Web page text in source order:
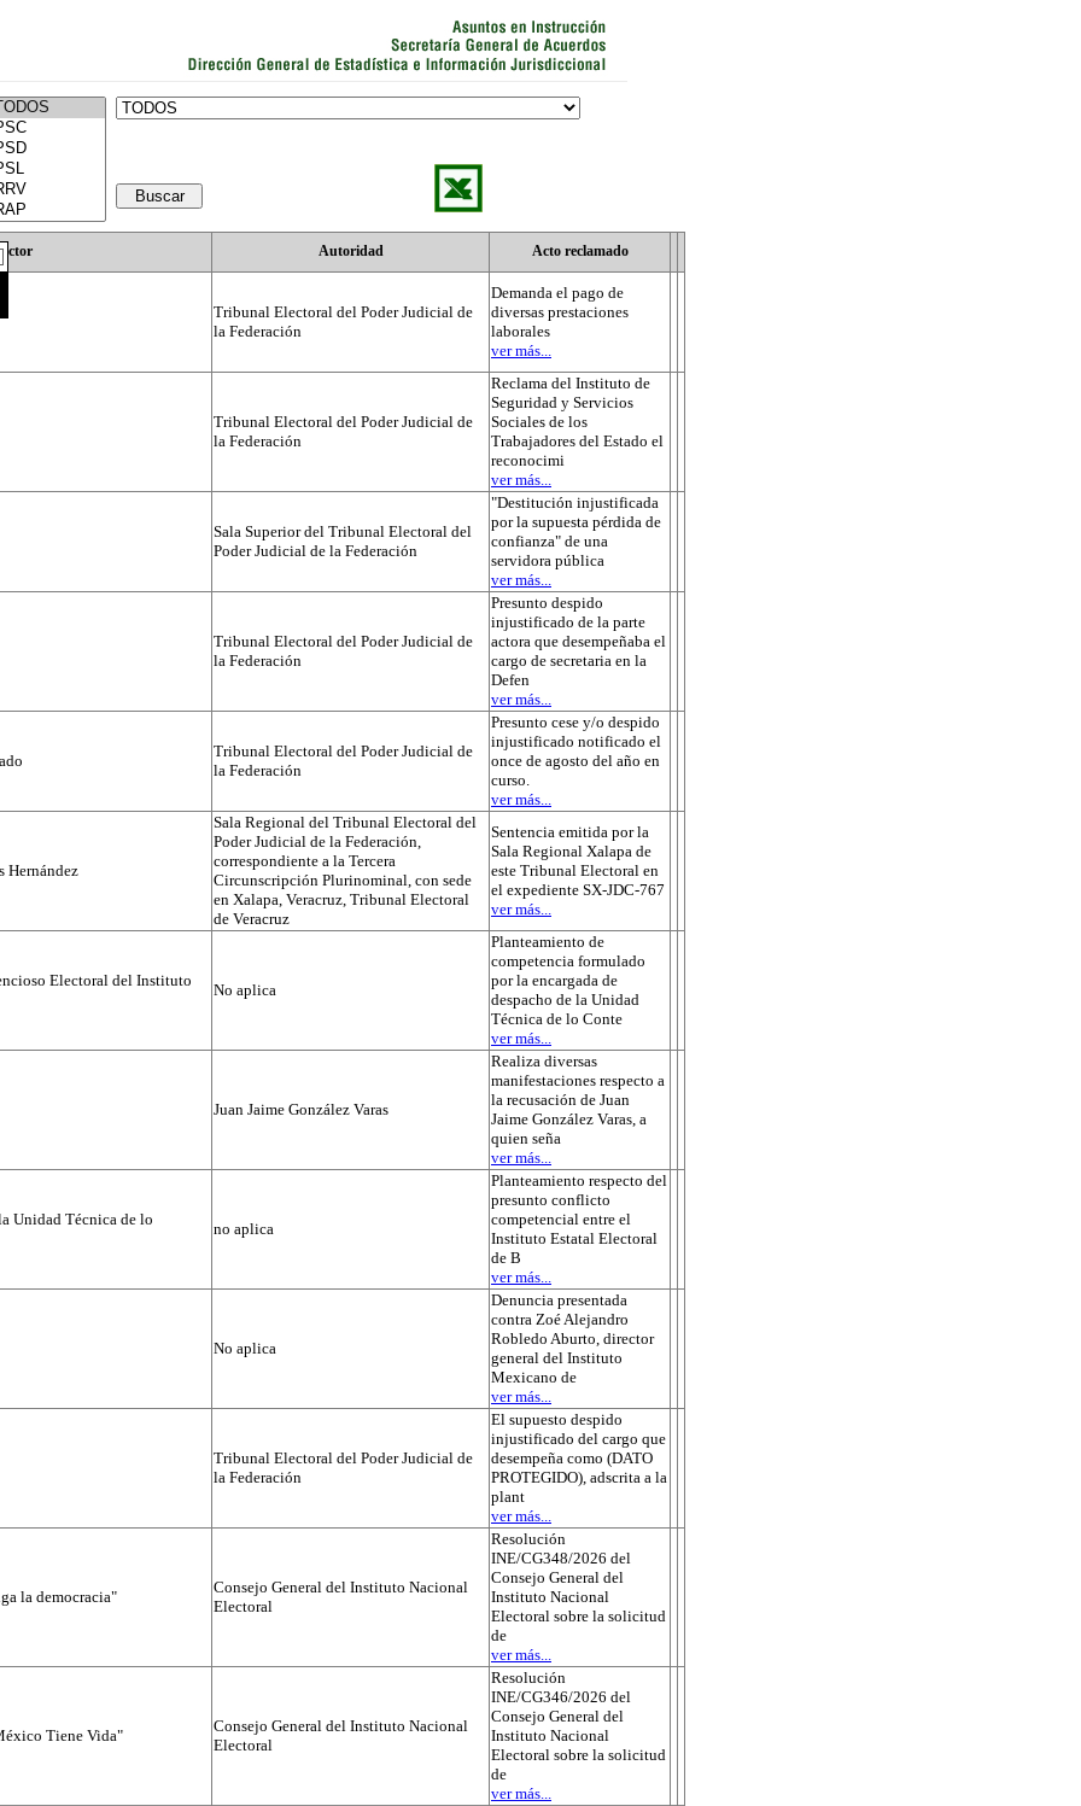
Autoridad Acto reclamado
Tribunal Electoral del Poder Judicial de
la Federación
Demanda el pago de
diversas prestaciones
laborales
ver más...
Tribunal Electoral del Poder Judicial de
la Federación
Reclama del Instituto de
Seguridad y Servicios
Sociales de los
Trabajadores del Estado el
reconocimi
ver más...
Sala Superior del Tribunal Electoral del
Poder Judicial de la Federación
"Destitución injustificada
por la supuesta pérdida de
confianza" de una
servidora pública
ver más...
Tribunal Electoral del Poder Judicial de
la Federación
Presunto despido
injustificado de la parte
actora que desempeñaba el
cargo de secretaria en la
Defen
ver más...
Tribunal Electoral del Poder Judicial de
la Federación
Presunto cese y/o despido
injustificado notificado el
once de agosto del año en
curso.
ver más...
Hernández
Sala Regional del Tribunal Electoral del
Poder Judicial de la Federación,
correspondiente a la Tercera
Circunscripción Plurinominal, con sede
en Xalapa, Veracruz, Tribunal Electoral
de Veracruz
Sentencia emitida por la
Sala Regional Xalapa de
este Tribunal Electoral en
el expediente SX-JDC-767
ver más...
Electoral del Instituto
No aplica
Planteamiento de
competencia formulado
por la encargada de
despacho de la Unidad
Técnica de lo Conte
ver más...
Juan Jaime González Varas
Realiza diversas
manifestaciones respecto a
la recusación de Juan
Jaime González Varas, a
quien seña
ver más...
Unidad Técnica de lo
no aplica
Planteamiento respecto del
presunto conflicto
competencial entre el
Instituto Estatal Electoral
de B
ver más...
No aplica
Denuncia presentada
contra Zoé Alejandro
Robledo Aburto, director
general del Instituto
Mexicano de
ver más...
Tribunal Electoral del Poder Judicial de
la Federación
El supuesto despido
injustificado del cargo que
desempeña como (DATO
PROTEGIDO), adscrita a la
plant
ver más...
la democracia"
Consejo General del Instituto Nacional
Electoral
Resolución
INE/CG348/2026 del
Consejo General del
Instituto Nacional
Electoral sobre la solicitud
de
ver más...
Tiene Vida"
Consejo General del Instituto Nacional
Electoral
Resolución
INE/CG346/2026 del
Consejo General del
Instituto Nacional
Electoral sobre la solicitud
de
ver más...